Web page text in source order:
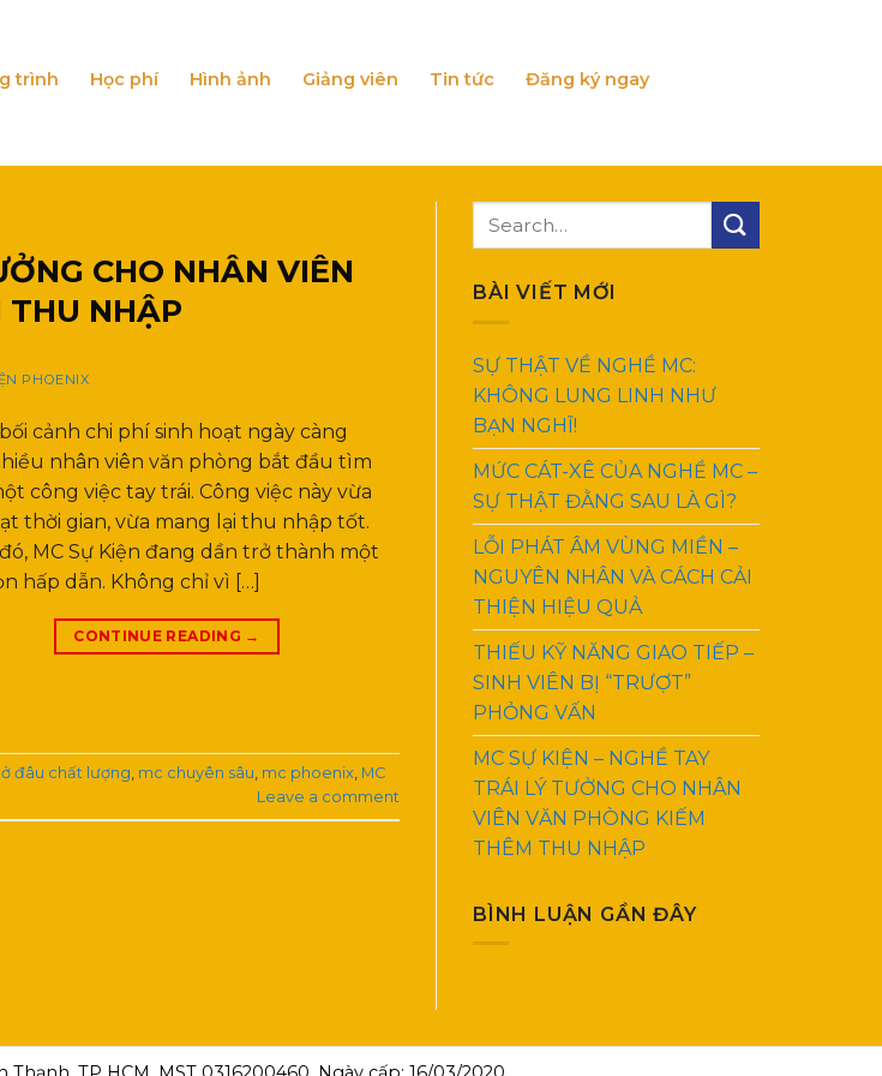
trình Học phí Hình ảnh Giảng viên Tin tức Đăng ký ngay
CHO NHÂN VIÊN
THU NHẬP
PHOENIX
cảnh chi phí sinh hoạt ngày càng
nhân viên văn phòng bắt đầu tìm
công việc tay trái. Công việc này vừa
thời gian, vừa mang lại thu nhập tốt.
MC Sự Kiện đang dần trở thành một
hấp dẫn. Không chỉ vì […]
CONTINUE READING →
đâu chất lượng, mc chuyên sâu, mc phoenix, MC
Leave a comment
BÀI VIẾT MỚI
SỰ THẬT VỀ NGHỀ MC:
KHÔNG LUNG LINH NHƯ
BẠN NGHĨ!
MỨC CÁT-XÊ CỦA NGHỀ MC –
SỰ THẬT ĐẰNG SAU LÀ GÌ?
LỖI PHÁT ÂM VÙNG MIỀN –
NGUYÊN NHÂN VÀ CÁCH CẢI
THIỆN HIỆU QUẢ
THIẾU KỸ NĂNG GIAO TIẾP –
SINH VIÊN BỊ “TRƯỢT”
PHỎNG VẤN
MC SỰ KIỆN – NGHỀ TAY
TRÁI LÝ TƯỞNG CHO NHÂN
VIÊN VĂN PHÒNG KIẾM
THÊM THU NHẬP
BÌNH LUẬN GẦN ĐÂY